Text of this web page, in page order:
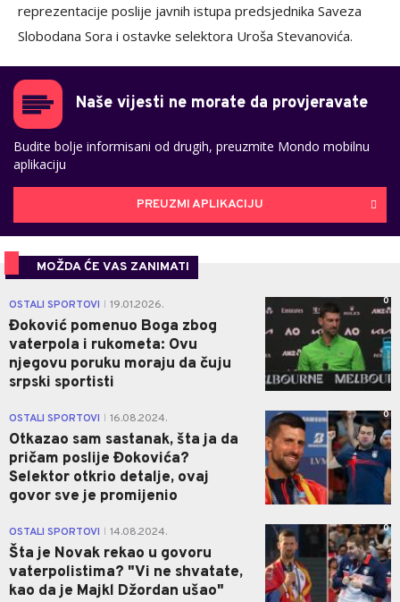
reprezentacije poslije javnih istupa predsjednika Saveza
Slobodana Sora i ostavke selektora Uroša Stevanovića.
Naše vijesti ne morate da provjeravate
Budite bolje informisani od drugih, preuzmite Mondo mobilnu
aplikaciju
PREUZMI APLIKACIJU
MOŽDA ĆE VAS ZANIMATI
OSTALI SPORTOVI 19.01.2026.
Đoković pomenuo Boga zbog
vaterpola i rukometa: Ovu
njegovu poruku moraju da čuju
srpski sportisti
0
OSTALI SPORTOVI 16.08.2024.
Otkazao sam sastanak, šta ja da
pričam poslije Đokovića?
Selektor otkrio detalje, ovaj
govor sve je promijenio
0
OSTALI SPORTOVI 14.08.2024.
Šta je Novak rekao u govoru
vaterpolistima? "Vi ne shvatate,
kao da je Majkl Džordan ušao"
0